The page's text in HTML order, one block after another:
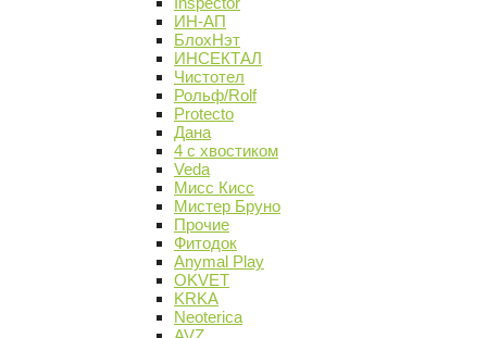
ИН-АП
БлохНэт
ИНСЕКТАЛ
Чистотел
Рольф/Rolf
Protecto
Дана
4 с хвостиком
Veda
Мисс Кисс
Мистер Бруно
Прочие
Фитодок
Anymal Play
OKVET
KRKA
Neoterica